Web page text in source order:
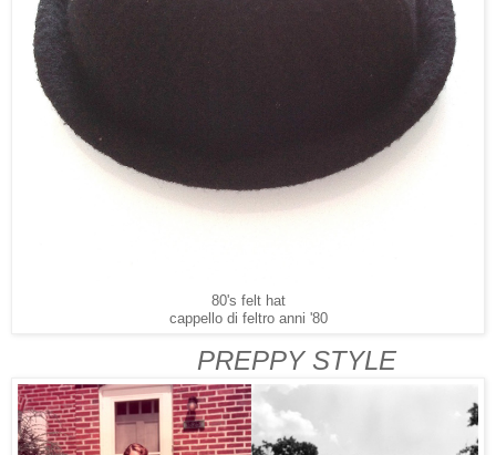
80's felt hat
cappello di feltro anni '80
PREPPY STYLE